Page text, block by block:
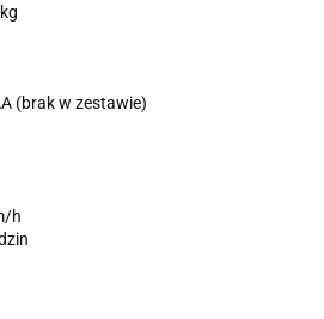
(brak w zestawie)
h